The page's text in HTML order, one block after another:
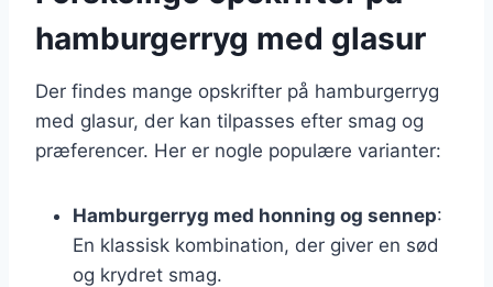
hamburgerryg med glasur
Der findes mange opskrifter på hamburgerryg
med glasur, der kan tilpasses efter smag og
præferencer. Her er nogle populære varianter:
Hamburgerryg med honning og sennep:
En klassisk kombination, der giver en sød
og krydret smag.